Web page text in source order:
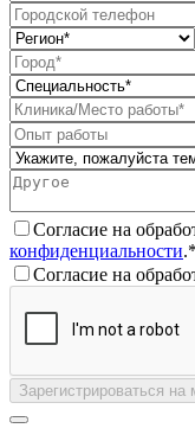
Согласие на
конфиденциальности.*
Согласие на
Зарегистрироваться на